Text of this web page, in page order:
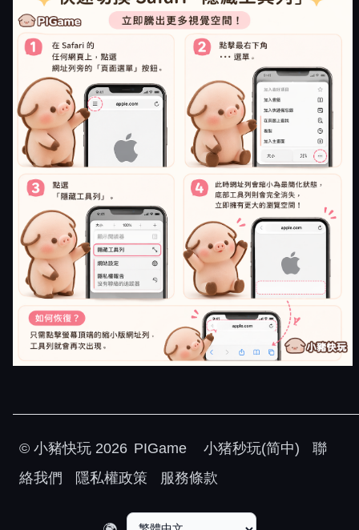
© 小豬快玩 2026 PIGame 小猪秒玩(简中)
聯
絡我們
隱私權政策 服務條款